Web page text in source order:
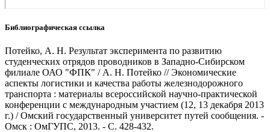
Библиографическая ссылка
Потейко, А. Н. Результат эксперимента по развитию
студенческих отрядов проводников в Западно-Сибирском
филиале ОАО "ФПК" / А. Н. Потейко // Экономические
аспекты логистики и качества работы железнодорожного
транспорта : материалы всероссийской научно-практической
конференции с международным участием (12, 13 декабря 2013
г.) / Омский государственный университет путей сообщения. -
Омск : ОмГУПС, 2013. - С. 428-432.